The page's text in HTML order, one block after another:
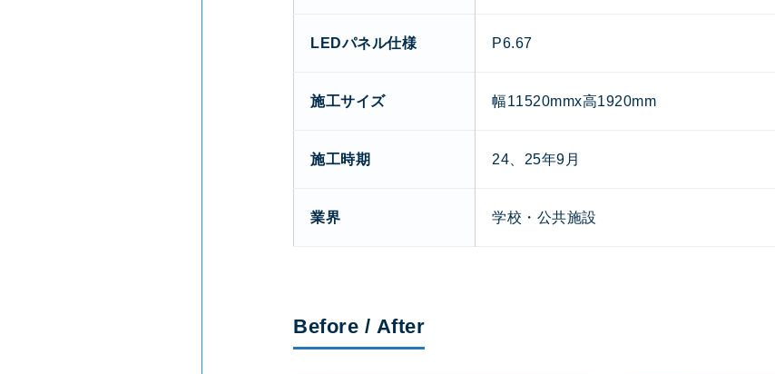
LEDパネル仕様 P6.67
施工サイズ 幅11520mmx高1920mm
施工時期 24、25年9月
業界 学校・公共施設
Before / After